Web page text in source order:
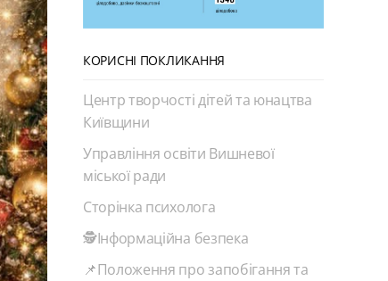
КОРИСНІ ПОКЛИКАННЯ
Центр творчості дітей та юнацтва
Київщини
Управління освіти Вишневої
міської ради
Сторінка психолога
🕵️Інформаційна безпека
📌Положення про запобігання та